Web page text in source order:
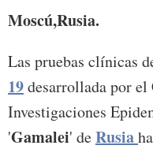
Moscú,Rusia.
Las pruebas clínicas
19desarrollada por
Investigaciones
'Gamalei' deRusia